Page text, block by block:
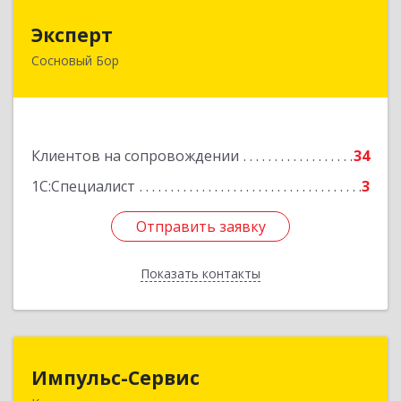
Эксперт
Сосновый Бор
Клиентов на сопровождении
34
1С:Специалист
3
Отправить заявку
Показать контакты
188544, Ленинградская обл, Сосновый Бор г, 50
Отправить заявку
Назад
Импульс-Сервис